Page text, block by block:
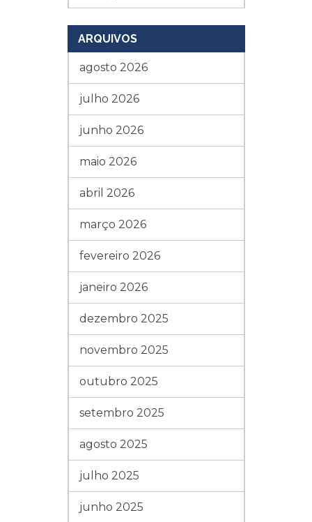
ARQUIVOS
agosto 2026
julho 2026
junho 2026
maio 2026
abril 2026
março 2026
fevereiro 2026
janeiro 2026
dezembro 2025
novembro 2025
outubro 2025
setembro 2025
agosto 2025
julho 2025
junho 2025